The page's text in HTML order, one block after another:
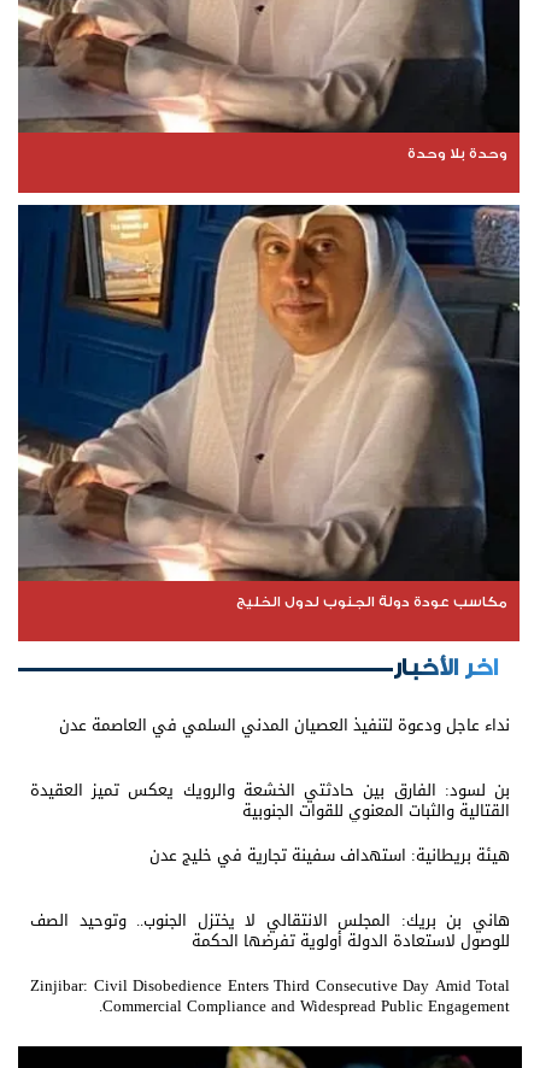
وحدة بلا وحدة
مكاسب عودة دولة الجنوب لدول الخليج
اخر الأخبار
نداء عاجل ودعوة لتنفيذ العصيان المدني السلمي في العاصمة عدن
بن لسود: الفارق بين حادثتي الخشعة والرويك يعكس تميز العقيدة
القتالية والثبات المعنوي للقوات الجنوبية
هيئة بريطانية: استهداف سفينة تجارية في خليج عدن
هاني بن بريك: المجلس الانتقالي لا يختزل الجنوب.. وتوحيد الصف
للوصول لاستعادة الدولة أولوية تفرضها الحكمة
Zinjibar: Civil Disobedience Enters Third Consecutive Day Amid Total
Commercial Compliance and Widespread Public Engagement.